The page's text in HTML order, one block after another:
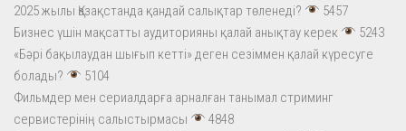
2025 жылы Қазақстанда қандай салықтар төленеді?
5457
Бизнес үшін мақсатты аудиторияны қалай анықтау керек
5243
«Бәрі бақылаудан шығып кетті» деген сезіммен қалай күресуге
болады?
5104
Фильмдер мен сериалдарға арналған танымал стриминг
сервистерінің салыстырмасы
4848